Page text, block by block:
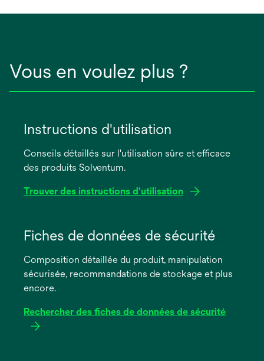
Vous en voulez plus ?
Instructions d'utilisation
Conseils détaillés sur l'utilisation sûre et efficace
des produits Solventum.
Trouver des instructions d'utilisation
dans
nouvel
onglet
Fiches de données de sécurité
Composition détaillée du produit, manipulation
sécurisée, recommandations de stockage et plus
encore.
Rechercher des fiches de données de sécurité